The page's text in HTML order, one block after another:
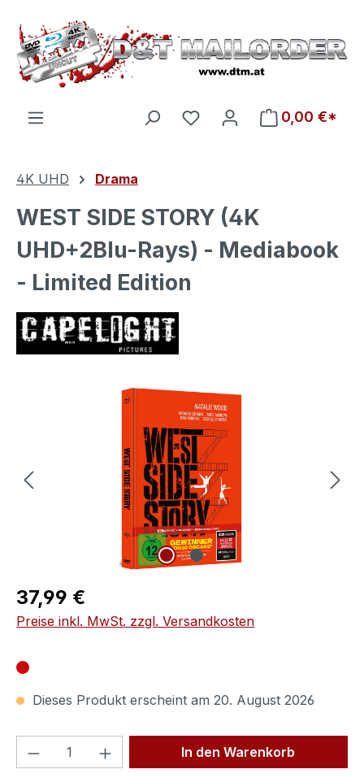
Zum Hauptinhalt springen
Du hast 0 Produkte auf
0,00 €*
4K UHD Drama
WEST SIDE STORY (4K
UHD+2Blu-Rays) - Mediabook
- Limited Edition
Bildergalerie überspringen
Regulärer Preis:
37,99 €
Preise inkl. MwSt. zzgl. Versandkosten
Dieses Produkt erscheint am 20. August 2026
Produkt Anzahl: Gib denIn den Warenkorb